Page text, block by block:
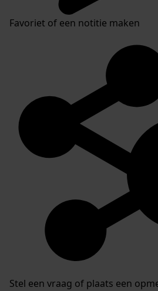
Favoriet of een notitie maken
Stel een vraag of plaats een